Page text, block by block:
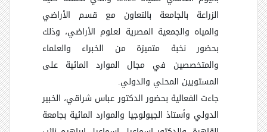
الزراعة بالجامعة بالتعاون مع قسم الأراضي
والمياه والجمعية المصرية لعلوم الأراضي، وذلك
بحضور نخبة متميزة من الخبراء والعلماء
والمتخصصين في مجال الموارد المائية على
المستويين المحلي والدولي.
جاءت الفعالية بحضور الدكتور عباس شراقي، الخبير
الدولي وأستاذ الجيولوجيا والموارد المائية بجامعة